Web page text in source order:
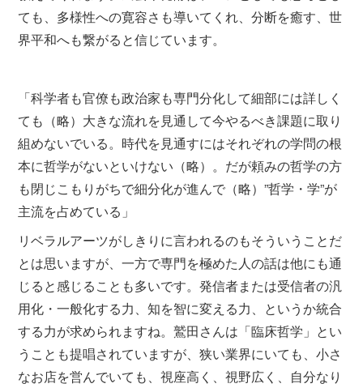
ても、多様性への寛容さも導いてくれ、分断を癒す、世
界平和へも繋がると信じています。
「科学者も官僚も政治家も専門分化して細部には詳しく
ても（略）大きな流れを見通して今やるべき課題に取り
組めないでいる。時代を見通すにはそれぞれの学問の根
本に哲学がないといけない（略）。だが頼みの哲学の方
も閉じこもりがちで細分化が進んで（略）”哲学・学”が
主流を占めている」
リベラルアーツがしきりに言われるのもそういうことだ
とは思いますが、一方で専門を極めた人の話は他にも通
じると感じることも多いです。発信者または受信者の汎
用化・一般化する力、知を智に変える力、というか統合
する力が求められますね。鷲田さんは「臨床哲学」とい
うことも提唱されていますが、狭い業界にいても、小さ
なお店を営んでいても、視座高く、視野広く、自分なり